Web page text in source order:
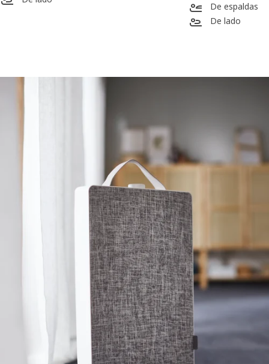
De espaldas
De lado